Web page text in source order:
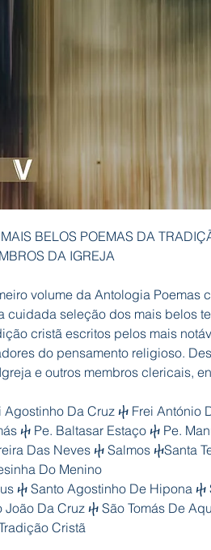
BELOS POEMAS DA
DA IGREJA
volume da Antologia Poemas
cuidada seleção dos mais belos
cristã escritos pelos mais
do pensamento religioso.
e outros membros clericais,
Agostinho Da Cruz ⴕ Frei António
ⴕ Pe. Baltasar Estaço ⴕ Pe.
Das Neves ⴕ Salmos ⴕSanta
Do Menino
ⴕ Santo Agostinho De Hipona
João Da Cruz ⴕ São Tomás De
Cristã